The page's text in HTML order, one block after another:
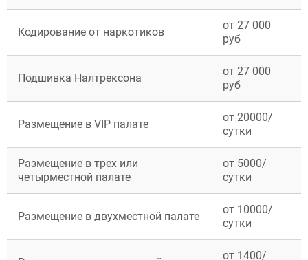
Кодирование от наркотиков
от 27 000
руб
Подшивка Налтрексона
от 27 000
руб
Размещение в VIP палате
от 20000/
сутки
Размещение в трех или
четырместной палате
от 5000/
сутки
Размещение в двухместной палате
от 10000/
сутки
от 1400/
Клин
Красногорск
Королёв
Лобня
Люберцы
Наро-Фоминск
Орехово-Зуево
Подольск
Пушкино
Раменское
Реутов
Сергиев Посад